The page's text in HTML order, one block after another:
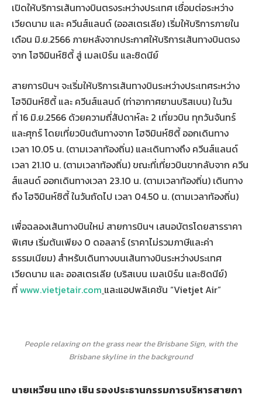
เปิดให้บริการเส้นทางบินตรงระหว่างประเทศ เชื่อมต่อระหว่าง
เวียดนาม และ ควีนส์แลนด์ (ออสเตรเลีย) เริ่มให้บริการภายใน
เดือน มิ.ย.2566 ภายหลังจากประกาศให้บริการเส้นทางบินตรง
จาก โฮจิมินห์ซิตี้ สู่ เมลเบิร์น และซิดนีย์
สายการบินฯ จะเริ่มให้บริการเส้นทางบินระหว่างประเทศระหว่าง
โฮจิมินห์ซิตี้ และ ควีนส์แลนด์ (ท่าอากาศยานบริสเบน) ในวัน
ที่ 16 มิ.ย.2566 ด้วยความถี่สัปดาห์ละ 2 เที่ยวบิน ทุกวันจันทร์
และศุกร์ โดยเที่ยวบินต้นทางจาก โฮจิมินห์ซิตี้ ออกเดินทาง
เวลา 10.05 น. (ตามเวลาท้องถิ่น) และเดินทางถึง ควีนส์แลนด์
เวลา 21.10 น. (ตามเวลาท้องถิ่น) ขณะที่เที่ยวบินขากลับจาก ควีน
ส์แลนด์ ออกเดินทางเวลา 23.10 น. (ตามเวลาท้องถิ่น) เดินทาง
ถึง โฮจิมินห์ซิตี้ ในวันถัดไป เวลา 04.50 น. (ตามเวลาท้องถิ่น)
เพื่อฉลองเส้นทางบินใหม่ สายการบินฯ เสนอบัตรโดยสารราคา
พิเศษ เริ่มต้นเพียง 0 ดอลลาร์ (ราคาไม่รวมภาษีและค่า
ธรรมเนียม) สำหรับเดินทางบนเส้นทางบินระหว่างประเทศ
เวียดนาม และ ออสเตรเลีย (บริสเบน เมลเบิร์น และซิดนีย์)
ที่www.vietjetair.com และแอปพลิเคชัน “Vietjet Air”
People relaxing on the grass near the Brisbane Sign, with the
Brisbane skyline in the background
นายเหวียน แทง เซิน รองประธานกรรมการบริหารสายกา